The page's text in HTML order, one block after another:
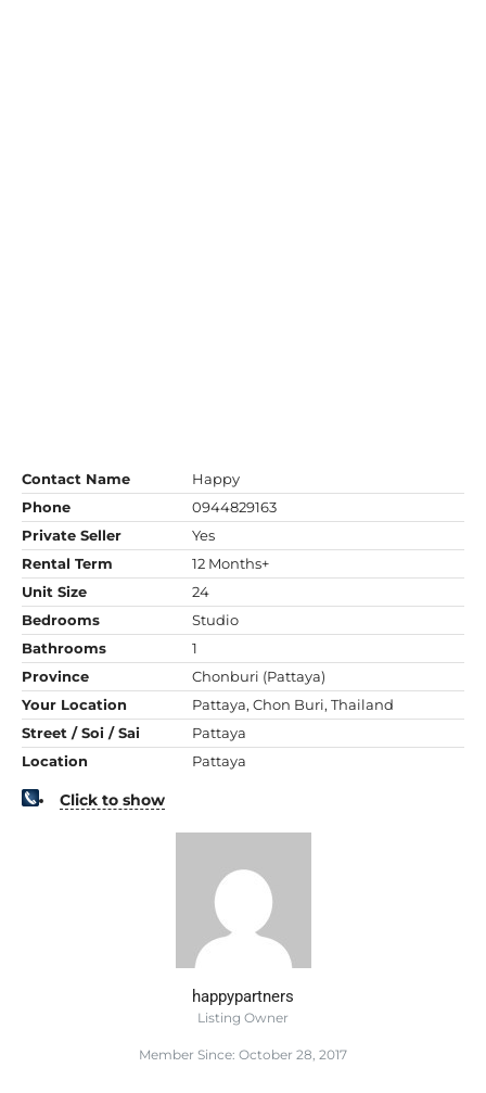
Contact Name
Happy
Phone
0944829163
Private Seller
Yes
Rental Term
12 Months+
Unit Size
24
Bedrooms
Studio
Bathrooms
1
Province
Chonburi (Pattaya)
Your Location
Pattaya, Chon Buri, Thailand
Street / Soi / Sai
Pattaya
Location
Pattaya
Click to show
happypartners
Listing Owner
Member Since: October 28, 2017